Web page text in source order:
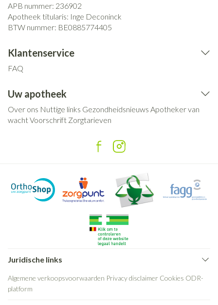
APB nummer: 236902
Apotheek titularis: Inge Deconinck
BTW nummer: BE0885774405
Klantenservice
FAQ
Uw apotheek
Over ons Nuttige links Gezondheidsnieuws Apotheker van
wachtVoorschrift Zorgtarieven
Juridische links
Algemene verkoopsvoorwaarden Privacy disclaimer Cookies ODR-
platform